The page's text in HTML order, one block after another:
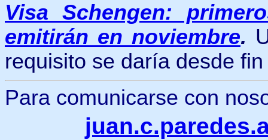
Visa Schengen:
emitirán en noviembre.
requisito se daría desde
Para comunicarse con